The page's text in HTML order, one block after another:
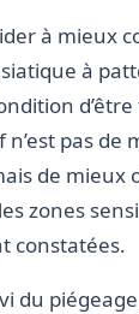
à mieux
à
n’est pas de
de mieux
zones
constatées.
du